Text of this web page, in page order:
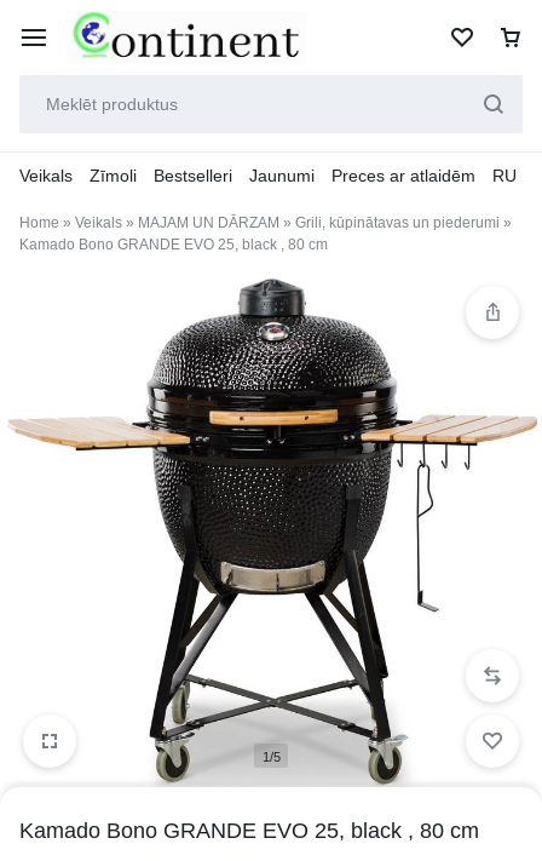
Veikals Zīmoli Bestselleri Jaunumi Preces ar atlaidēm RU
Home » Veikals » MAJAM UN DĀRZAM » Grili, kūpinātavas un piederumi »
Kamado Bono GRANDE EVO 25, black , 80 cm
1/5
Kamado Bono GRANDE EVO 25, black , 80 cm